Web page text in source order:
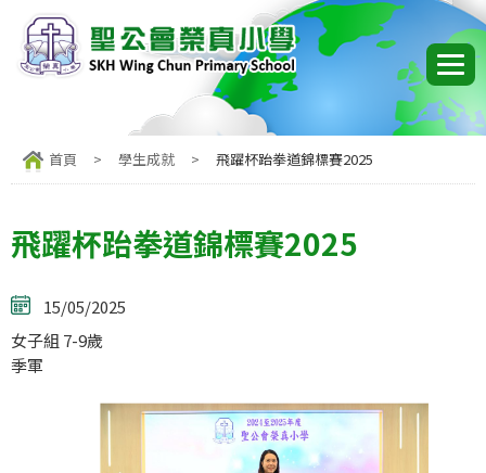
首頁 > 學生成就 > 飛躍杯跆拳道錦標賽2025
飛躍杯跆拳道錦標賽2025
15/05/2025
女子組 7-9歲
季軍